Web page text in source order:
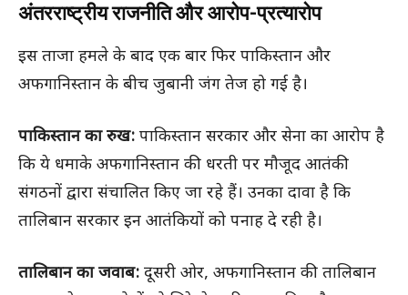
अंतरराष्ट्रीय राजनीति और आरोप-प्रत्यारोप
इस ताजा हमले के बाद एक बार फिर पाकिस्तान और
अफगानिस्तान के बीच जुबानी जंग तेज हो गई है।
पाकिस्तान का रुख: पाकिस्तान सरकार और सेना का आरोप है
कि ये धमाके अफगानिस्तान की धरती पर मौजूद आतंकी
संगठनों द्वारा संचालित किए जा रहे हैं। उनका दावा है कि
तालिबान सरकार इन आतंकियों को पनाह दे रही है।
तालिबान का जवाब: दूसरी ओर, अफगानिस्तान की तालिबान